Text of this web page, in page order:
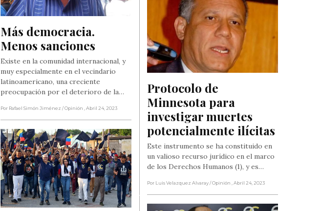
Más democracia.
Menos sanciones
Existe en la comunidad internacional, y
muy especialmente en el vecindario
latinoamericano, una creciente
preocupación por el deterioro de la…
Por Rafael Simón Jiménez / Opinión , Abril 24, 2023
Protocolo de
Minnesota para
investigar muertes
potencialmente ilícitas
Este instrumento se ha constituido en
un valioso recurso jurídico en el marco
de los Derechos Humanos (1), y es…
Por Luis Velazquez Alvaray/ Opinión , Abril 24, 2023